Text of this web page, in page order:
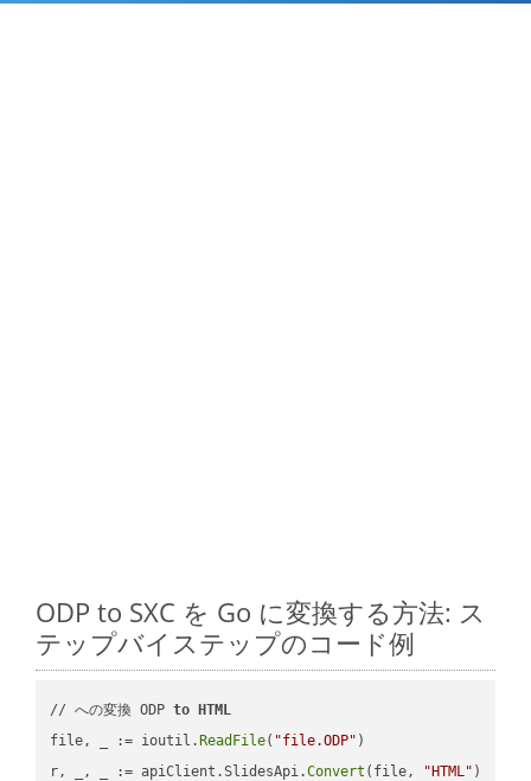
ODP to SXC を Go に変換する方法: ス
テップバイステップのコード例
// への変換 ODP to
HTML
file, _ := ioutil. ReadFile( "file.ODP" )
r, _, _ := apiClient.SlidesApi.Convert (file, "HTML" )